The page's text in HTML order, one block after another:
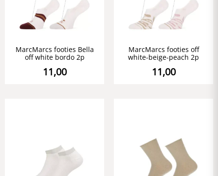
MarcMarcs footies Bella
off white bordo 2p
11,00
MarcMarcs footies off
white-beige-peach 2p
11,00